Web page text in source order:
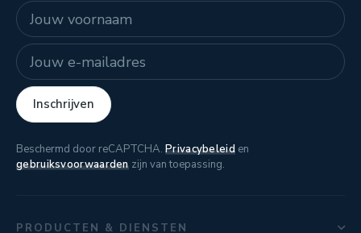
Naam
E-mailadres
Inschrijven
Beschermd door reCAPTCHA. Privacybeleiden
gebruiksvoorwaardenzijn van toepassing.
PRODUCTEN & DIENSTEN